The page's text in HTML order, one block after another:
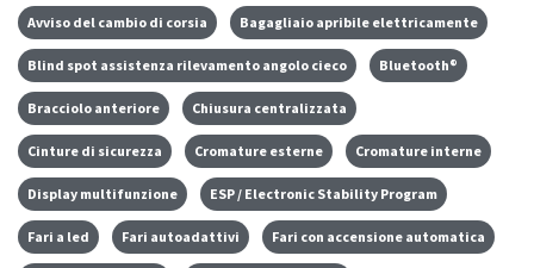
Avviso del cambio di corsia Bagagliaio apribile elettricamente
Blind spot assistenza rilevamento angolo cieco Bluetooth®
Bracciolo anteriore Chiusura centralizzata
Cinture di sicurezza Cromature esterne Cromature interne
Display multifunzione ESP / Electronic Stability Program
Fari a led Fari autoadattivi Fari con accensione automatica